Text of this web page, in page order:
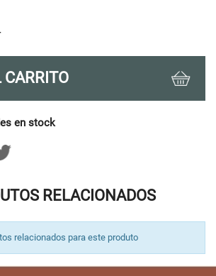
en stock
RELACIONADOS
relacionados para este produto